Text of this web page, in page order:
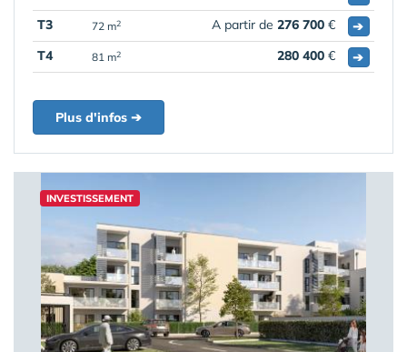
T3
72 m2 A partir de 276 700 €
➔
T4
81 m2 280 400 € ➔
Plus d'infos ➔
INVESTISSEMENT